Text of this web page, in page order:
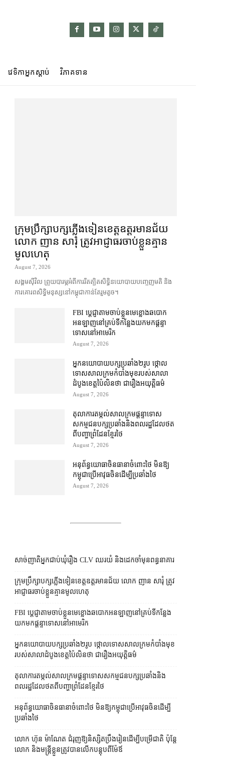
វេទិកាអ្នកស្ដាប់ វិភាគទាន
ក្រុមប្រឹក្សា​បក្ស​ភ្លើងទៀន​ខេត្ត​ឧត្ដរមានជ័យ
លោក ញាន សារុំ ត្រូវ​អាជ្ញាធរ​ចាប់ខ្លួន​គ្មាន​
មូលហេតុ
August 7, 2026
សង្គម​ស៊ីវិល ព្រួយបារម្ភ​អំពី​ការ​រឹតត្បិត​សិទ្ធិ​នយោបាយ​បញ្ចេញមតិ និង​
ការគោរព​សិទ្ធិមនុស្ស​នៅ​កម្ពុជា​កាន់តែ​រួម​តូច។
FBI ប្ដេជ្ញា​តាម​ចាប់ខ្លួន​មេខ្លោង​ឆបោក​
អនឡាញ​នៅ​គ្រប់​ទីកន្លែង​យក​មក​ផ្ដន្ទា
ទោស​នៅ​អាមេរិក
August 7, 2026
អ្នកនយោបាយ​បក្ស​ប្រឆាំង​២​រូប ថ្កោល
ទោស​សាលក្រម​កំបាំងមុខ​របស់​សាលា
ដំបូង​ខេត្ត​ប៉ៃលិន​ថា ជា​រឿង​អយុត្តិធម៌
August 7, 2026
តុលាការ​តម្កល់​សាលក្រម​ផ្ដន្ទាទោស​
សកម្មជន​បក្ស​ប្រឆាំង​និង​ពលរដ្ឋ​ដែល​ថត​
ពី​បញ្ហា​ព្រំដែន​ខ្មែរ​ថៃ
August 7, 2026
អនុព័ន្ធយោធា​ចិន​ធានា​ចំពោះ​ថៃ មិន​ឱ្យ​
កម្ពុជា​ប្រើ​អាវុធ​ចិន​ដើម្បី​ប្រឆាំង​ថៃ ​
August 7, 2026
សាច់ញាតិអ្នកជាប់ឃុំរឿង CLV ឈរយំ និងដេកចាំមុនពន្ធនាគារ
ក្រុមប្រឹក្សា​បក្ស​ភ្លើងទៀន​ខេត្ត​ឧត្ដរមានជ័យ លោក ញាន សារុំ ត្រូវ​
អាជ្ញាធរ​ចាប់ខ្លួន​គ្មាន​មូលហេតុ
FBI ប្ដេជ្ញា​តាម​ចាប់ខ្លួន​មេខ្លោង​ឆបោក​អនឡាញ​នៅ​គ្រប់​ទីកន្លែង​
យក​មក​ផ្ដន្ទាទោស​នៅ​អាមេរិក
អ្នកនយោបាយ​បក្ស​ប្រឆាំង​២​រូប ថ្កោលទោស​សាលក្រម​កំបាំងមុខ​
របស់​សាលាដំបូង​ខេត្ត​ប៉ៃលិន​ថា ជា​រឿង​អយុត្តិធម៌
តុលាការ​តម្កល់​សាលក្រម​ផ្ដន្ទាទោស​សកម្មជន​បក្ស​ប្រឆាំង​និង​
ពលរដ្ឋ​ដែល​ថត​ពី​បញ្ហា​ព្រំដែន​ខ្មែរ​ថៃ
អនុព័ន្ធយោធា​ចិន​ធានា​ចំពោះ​ថៃ មិន​ឱ្យ​កម្ពុជា​ប្រើ​អាវុធ​ចិន​ដើម្បី​
ប្រឆាំង​ថៃ ​
លោក ហ៊ុន ម៉ាណែត ជំរុញ​ឱ្យ​និស្សិត​ប្រឹងរៀន​ដើម្បី​បម្រើ​ជាតិ ប៉ុន្តែ​
លោក និង​មន្ត្រី​​ខ្លួន​ត្រូវ​បាន​លើក​បន្តុប​ពី​ម៉ែឪ